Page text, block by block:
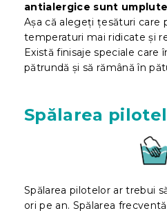
antialergice sunt
Așa că alegeți țesături care
temperaturi mai ridicate și
Există finisaje speciale care
pătrundă și să rămână în
Spălarea
Spălarea pilotelor ar trebui
ori pe an. Spălarea